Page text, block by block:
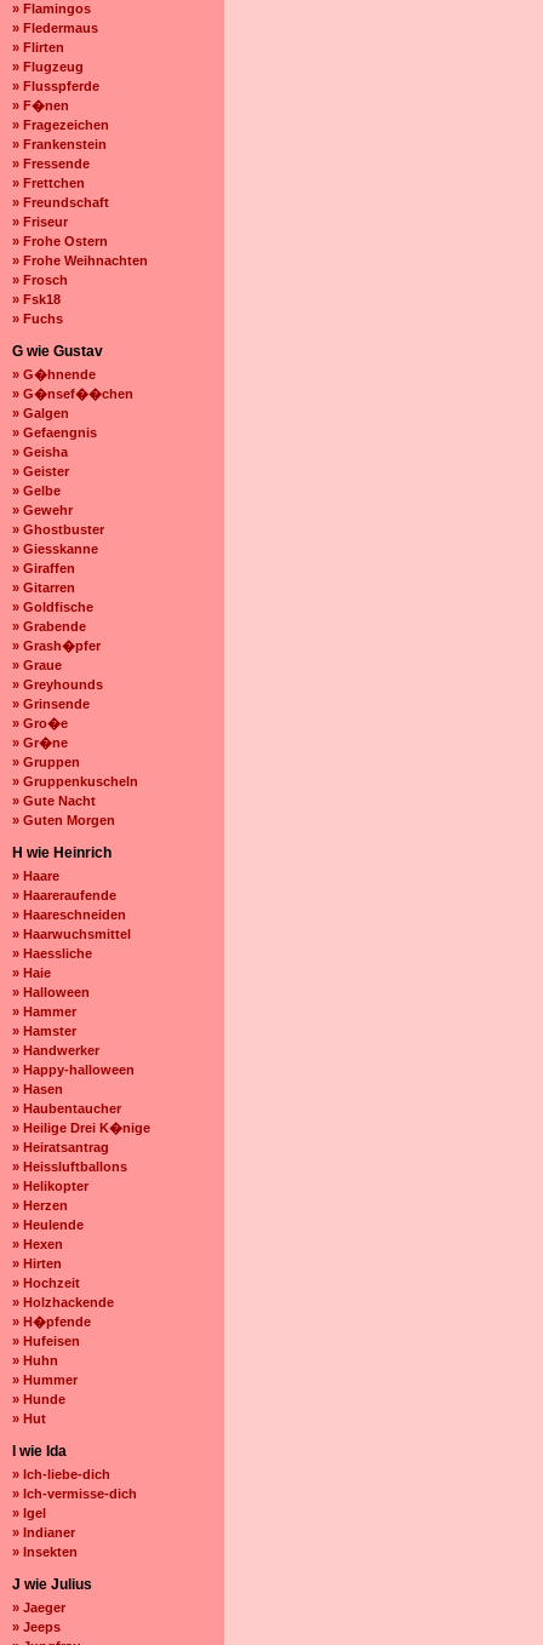
» Flamingos
» Fledermaus
» Flirten
» Flugzeug
» Flusspferde
» F�nen
» Fragezeichen
» Frankenstein
» Fressende
» Frettchen
» Freundschaft
» Friseur
» Frohe Ostern
» Frohe Weihnachten
» Frosch
» Fsk18
» Fuchs
G wie Gustav
» G�hnende
» G�nsef��chen
» Galgen
» Gefaengnis
» Geisha
» Geister
» Gelbe
» Gewehr
» Ghostbuster
» Giesskanne
» Giraffen
» Gitarren
» Goldfische
» Grabende
» Grash�pfer
» Graue
» Greyhounds
» Grinsende
» Gro�e
» Gr�ne
» Gruppen
» Gruppenkuscheln
» Gute Nacht
» Guten Morgen
H wie Heinrich
» Haare
» Haareraufende
» Haareschneiden
» Haarwuchsmittel
» Haessliche
» Haie
» Halloween
» Hammer
» Hamster
» Handwerker
» Happy-halloween
» Hasen
» Haubentaucher
» Heilige Drei K�nige
» Heiratsantrag
» Heissluftballons
» Helikopter
» Herzen
» Heulende
» Hexen
» Hirten
» Hochzeit
» Holzhackende
» H�pfende
» Hufeisen
» Huhn
» Hummer
» Hunde
» Hut
I wie Ida
» Ich-liebe-dich
» Ich-vermisse-dich
» Igel
» Indianer
» Insekten
J wie Julius
» Jaeger
» Jeeps